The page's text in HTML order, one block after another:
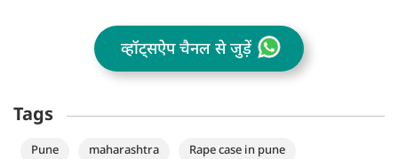
व्हॉट्सऐप चैनल से जुड़ें
Tags
Pune maharashtra
Rape case in pune